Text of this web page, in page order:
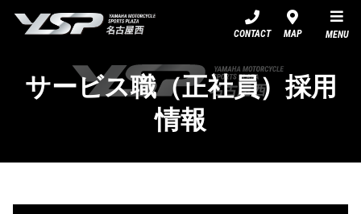
CONTACT MAP MENU
サービス職（正社員）採用
情報